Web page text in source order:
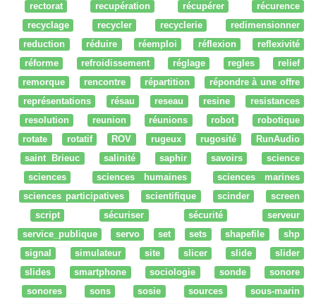
rectorat
recupération récupérer
récurence
recyclage
recycler recyclerie
redimensionner
reduction
réduire réemploi réflexion
reflexivité
réforme
refroidissement réglage regles
relief
remorque
rencontre répartition
répondre à une offre
représentations
résau reseau resine
resistances
resolution
reunion réunions robot
robotique
rotate
rotatif ROV rugeux rugosité
RunAudio
saint Brieuc
salinité saphir savoirs
science
sciences
sciences humaines
sciences marines
sciences participatives
scientifique scinder
screen
script
sécuriser sécurité
serveur
service_publique
servo set sets shapefile
shp
signal
simulateur site slicer slide
slider
slides
smartphone sociologie sonde
sonore
sonores
sons sosie sources
sous-marin